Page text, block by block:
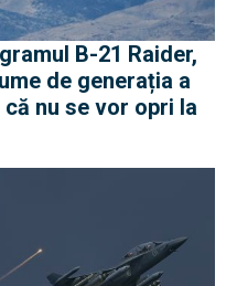
B-21 Raider,
de generația a
nu se vor opri la